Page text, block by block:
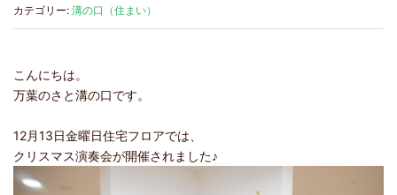
カテゴリー: 溝の口（住まい）
こんにちは。
万葉のさと溝の口です。
12月13日金曜日住宅フロアでは、
クリスマス演奏会が開催されました♪